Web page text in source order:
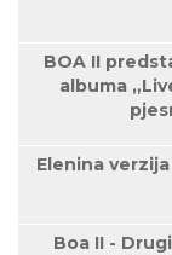
BOA II
albuma
Elenina
Boa II -